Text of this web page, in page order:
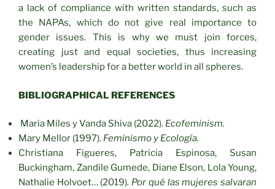
a lack of compliance with written standards, such as
the NAPAs, which do not give real importance to
gender issues. This is why we must join forces,
creating just and equal societies, thus increasing
women’s leadership for a better world in all spheres.
BIBLIOGRAPHICAL REFERENCES
Maria Miles y Vanda Shiva (2022). Ecofeminism.
Mary Mellor (1997). Feminismo y Ecología.
Christiana Figueres, Patricia Espinosa, Susan
Buckingham, Zandile Gumede, Diane Elson, Lola Young,
Nathalie Holvoet… (2019). Por qué las mujeres salvaran